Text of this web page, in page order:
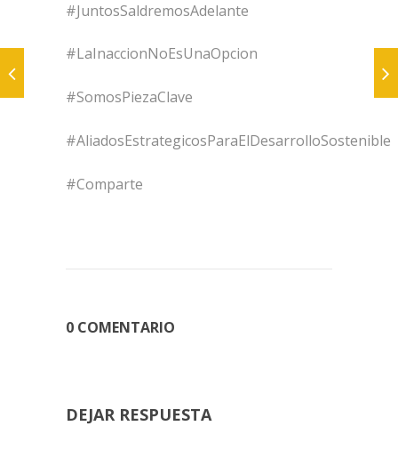
#JuntosSaldremosAdelante
#LaInaccionNoEsUnaOpcion
#SomosPiezaClave
#AliadosEstrategicosParaElDesarrolloSostenible
#Comparte
0 COMENTARIO
DEJAR RESPUESTA